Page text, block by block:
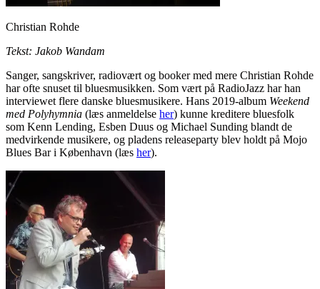
Christian Rohde
Tekst: Jakob Wandam
Sanger, sangskriver, radiovært og booker med mere Christian Rohde
har ofte snuset til bluesmusikken. Som vært på RadioJazz har han
interviewet flere danske bluesmusikere. Hans 2019-album Weekend
med Polyhymnia (læs anmeldelse her) kunne kreditere bluesfolk
som Kenn Lending, Esben Duus og Michael Sunding blandt de
medvirkende musikere, og pladens releaseparty blev holdt på Mojo
Blues Bar i København (læs her).